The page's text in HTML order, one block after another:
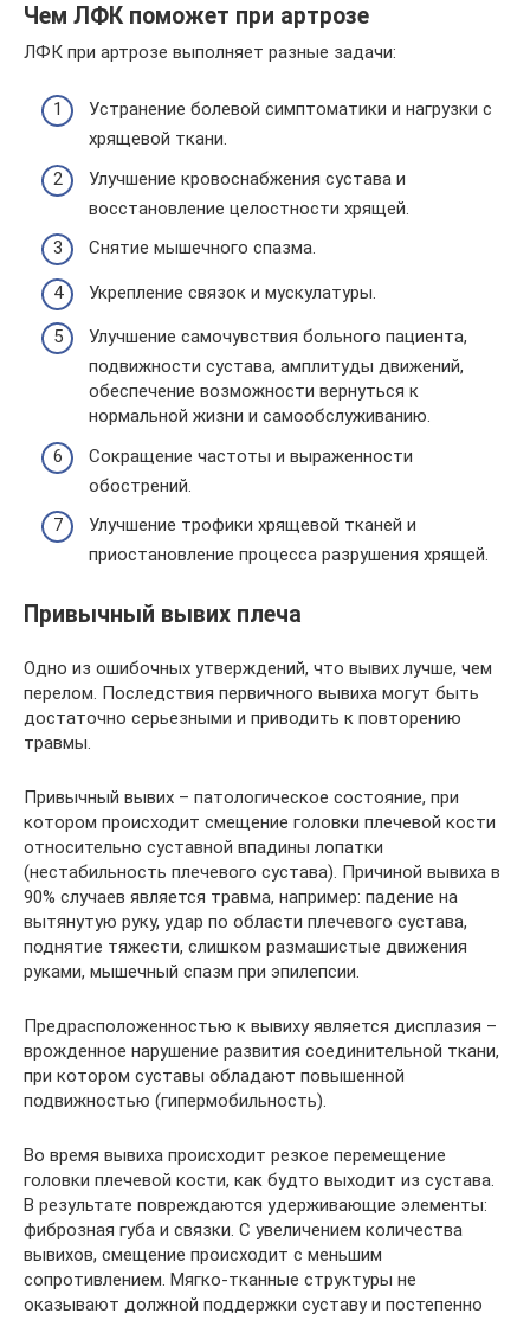
Чем ЛФК поможет при артрозе
ЛФК при артрозе выполняет разные задачи:
Устранение болевой симптоматики и нагрузки с
хрящевой ткани.
Улучшение кровоснабжения сустава и
восстановление целостности хрящей.
Снятие мышечного спазма.
Укрепление связок и мускулатуры.
Улучшение самочувствия больного пациента,
подвижности сустава, амплитуды движений,
обеспечение возможности вернуться к
нормальной жизни и самообслуживанию.
Сокращение частоты и выраженности
обострений.
Улучшение трофики хрящевой тканей и
приостановление процесса разрушения хрящей.
Привычный вывих плеча
Одно из ошибочных утверждений, что вывих лучше, чем
перелом. Последствия первичного вывиха могут быть
достаточно серьезными и приводить к повторению
травмы.
Привычный вывих – патологическое состояние, при
котором происходит смещение головки плечевой кости
относительно суставной впадины лопатки
(нестабильность плечевого сустава). Причиной вывиха в
90% случаев является травма, например: падение на
вытянутую руку, удар по области плечевого сустава,
поднятие тяжести, слишком размашистые движения
руками, мышечный спазм при эпилепсии.
Предрасположенностью к вывиху является дисплазия –
врожденное нарушение развития соединительной ткани,
при котором суставы обладают повышенной
подвижностью (гипермобильность).
Во время вывиха происходит резкое перемещение
головки плечевой кости, как будто выходит из сустава.
В результате повреждаются удерживающие элементы:
фиброзная губа и связки. С увеличением количества
вывихов, смещение происходит с меньшим
сопротивлением. Мягко-тканные структуры не
оказывают должной поддержки суставу и постепенно